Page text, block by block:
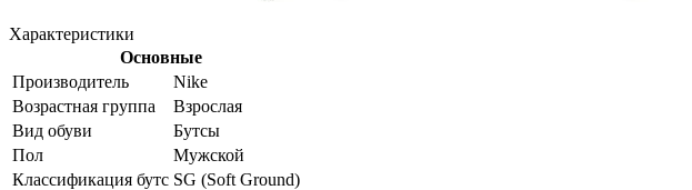
Характеристики
Основные
Производитель
Nike
Возрастная группа
Взрослая
Вид обуви
Бутсы
Пол
Мужской
Классификация бутс SG (Soft Ground)